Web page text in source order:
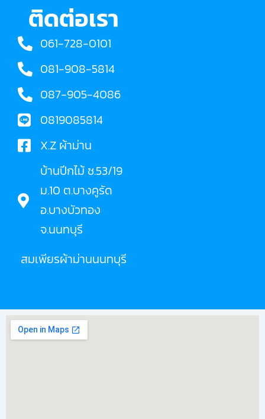
ติดต่อเรา
061-728-0101
081-908-5814
087-905-4086
0819085814
X.Z ผ้าม่าน
บ้านปีกไม้ ซ.53/19
ม.10 ต.บางคูรัด
อ.บางบัวทอง
จ.นนทบุรี
สมเพียรผ้าม่านนนทบุรี